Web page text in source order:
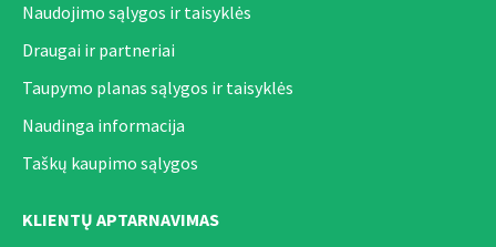
Naudojimo sąlygos ir taisyklės
Draugai ir partneriai
Taupymo planas sąlygos ir taisyklės
Naudinga informacija
Taškų kaupimo sąlygos
KLIENTŲ APTARNAVIMAS